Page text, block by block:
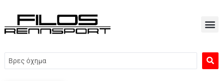
περιεχόμενο
Search
...